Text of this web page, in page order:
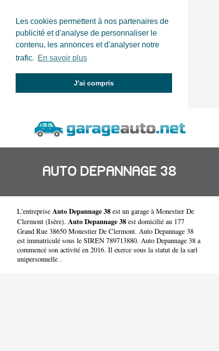
Les cookies permettent à nos partenaires de
publicité et d'analyse de personnaliser le
contenu, les annonces et d'analyser notre
trafic. En savoir plus
J'ai compris
AUTO DEPANNAGE 38
L'entreprise Auto Depannage 38 est un garage à Monestier De
Clermont (Isère). Auto Depannage 38 est domicilié au 177
Grand Rue 38650 Monestier De Clermont. Auto Depannage 38
est immatriculé sous le SIREN 789713880. Auto Depannage 38 a
commencé son activité en 2016. Il exerce sous la statut de la sarl
unipersonnelle .